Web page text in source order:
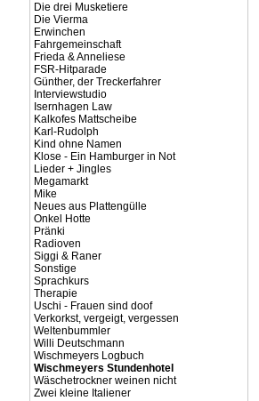
Die drei Musketiere
Die Vierma
Erwinchen
Fahrgemeinschaft
Frieda & Anneliese
FSR-Hitparade
Günther, der Treckerfahrer
Interviewstudio
Isernhagen Law
Kalkofes Mattscheibe
Karl-Rudolph
Kind ohne Namen
Klose - Ein Hamburger in Not
Lieder + Jingles
Megamarkt
Mike
Neues aus Plattengülle
Onkel Hotte
Pränki
Radioven
Siggi & Raner
Sonstige
Sprachkurs
Therapie
Uschi - Frauen sind doof
Verkorkst, vergeigt, vergessen
Weltenbummler
Willi Deutschmann
Wischmeyers Logbuch
Wischmeyers Stundenhotel
Wäschetrockner weinen nicht
Zwei kleine Italiener